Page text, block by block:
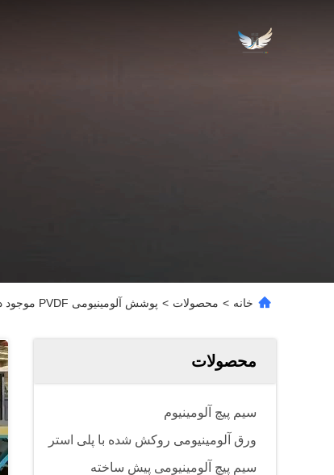
خانه > محصولات > پوشش آلومینیومی PVDF موجود در رنگ های مختلف، با مقاومت سایشی خوب
محصولات
سیم پیچ آلومینیوم
ورق آلومینیومی روکش شده با پلی استر
سیم پیچ آلومینیومی پیش ساخته